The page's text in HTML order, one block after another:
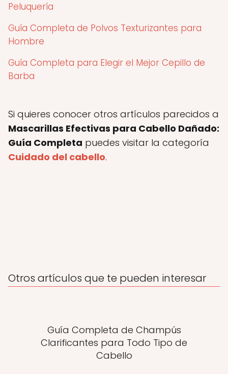
Peluquería
Guía Completa de Polvos Texturizantes para
Hombre
Guía Completa para Elegir el Mejor Cepillo de
Barba
Si quieres conocer otros artículos parecidos a
Mascarillas Efectivas para Cabello Dañado:
Guía Completa puedes visitar la categoría
Cuidado del cabello.
Otros artículos que te pueden interesar
Guía Completa de Champús
Clarificantes para Todo Tipo de
Cabello